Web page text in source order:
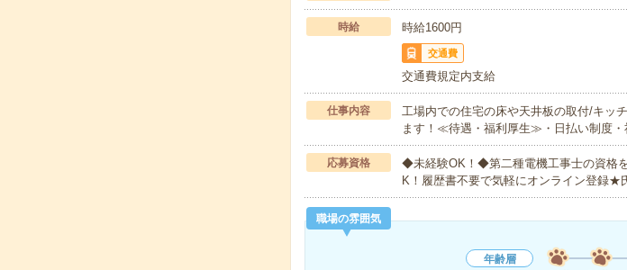
時給 時給1600円
交通費
交通費規定内支給
仕事内容
工場内での住宅の床や天井板の取付/キッ
ます！≪待遇・福利厚生≫・日払い制度
応募資格
◆未経験OK！◆第二種電機工事士の資格
K！履歴書不要で気軽にオンライン登録★
職場の雰囲気
年齢層